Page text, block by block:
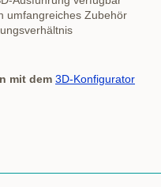
umfangreiches Zubehör
mit dem 3D-Konfigurator